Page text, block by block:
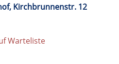
Kirchbrunnenstr. 12
Warteliste